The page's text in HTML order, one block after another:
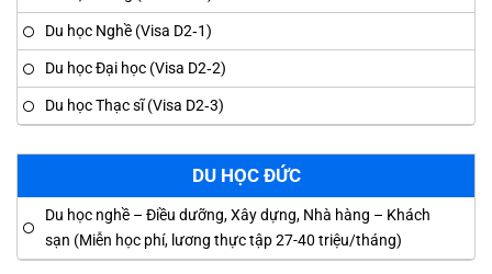
Du học Nghề (Visa D2‑1)
Du học Đại học (Visa D2‑2)
Du học Thạc sĩ (Visa D2‑3)
DU HỌC ĐỨC
Du học nghề – Điều dưỡng, Xây dựng, Nhà hàng – Khách
sạn (Miễn học phí, lương thực tập 27-40 triệu/tháng)